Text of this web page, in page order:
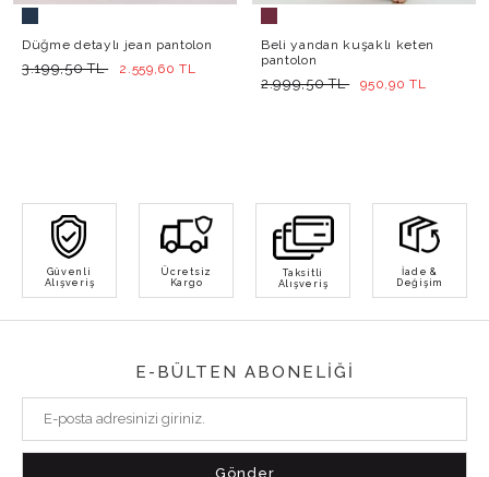
Düğme detaylı jean pantolon
3.199,50 TL 2.559,60 TL
Beli yandan kuşaklı keten
pantolon
2.999,50 TL 950,90 TL
Güvenli
Alışveriş
Ücretsiz
Kargo
Taksitli
Alışveriş
İade &
Değişim
E-BÜLTEN ABONELİĞİ